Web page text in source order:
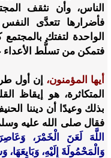
الناس، وأن نثقف
فأضرارها تتعدَّى
الواحدة لتفتك
فتمكن من تسلُّط الأعداء
أيها المؤمنون، إن أول
المتكاثرة، هو إيقاظ
بذلك وعيدًا أن ديننا
فقال صلى الله عليه
اللَّهَ لَعَنَ الْخَمْرَ،
وَالْمَحْمُولَةَ إِلَيْهِ، وَبَايِعَهَا،